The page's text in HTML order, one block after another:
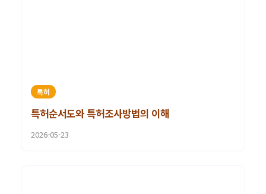
특허
특허순서도와 특허조사방법의 이해
2026-05-23